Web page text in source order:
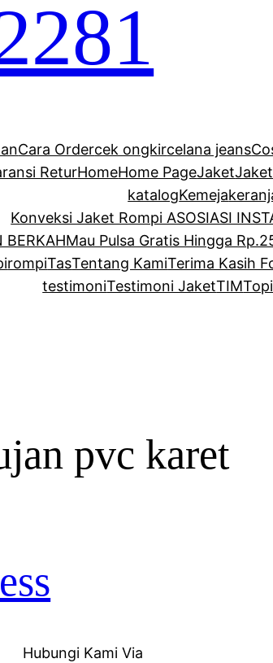
Cara Ordercek ongkircelana jeans
ReturHomeHome PageJaketJaket
katalogKemeja
Konveksi Jaket Rompi ASOSIASI
BERKAHMau Pulsa Gratis Hingga
rompiTasTentang KamiTerima Kasih
testimoniTestimoni JaketTIMTopi
pvc karet
Kami Via